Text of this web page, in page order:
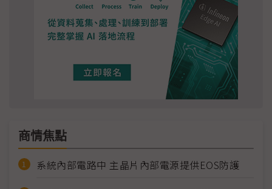
商情焦點
系統內部電路中 主晶片內部電源提供EOS防護